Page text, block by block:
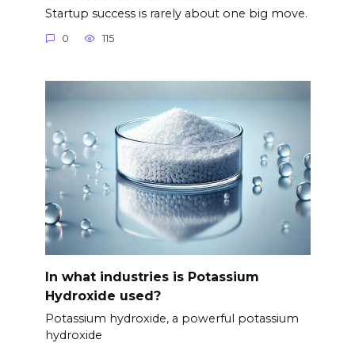
Startup success is rarely about one big move.
0 115
In what industries is Potassium
Hydroxide used?
Potassium hydroxide, a powerful potassium
hydroxide